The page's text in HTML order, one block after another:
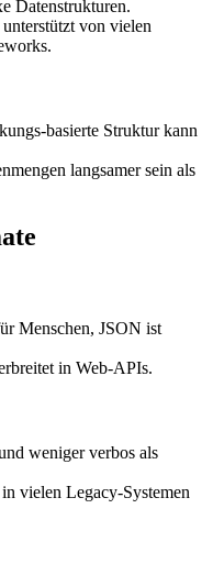
Datenstrukturen.
von vielen
basierte Struktur kann
langsamer sein als
Menschen, JSON ist
in Web-APIs.
weniger verbos als
vielen Legacy-Systemen